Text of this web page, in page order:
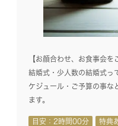
【お顔合わせ、お食事会
結婚式・少人数の結婚式っ
ケジュール・ご予算の事な
ます。
目安：2時間00分 特典